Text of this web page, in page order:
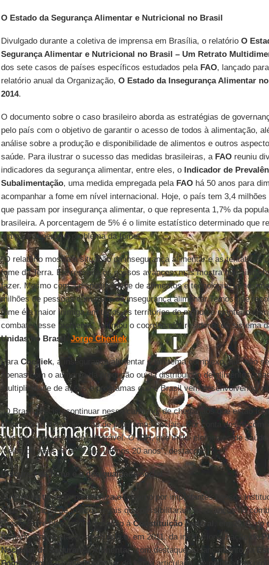
O Estado da Segurança Alimentar e Nutricional no Brasil
Divulgado durante a coletiva de imprensa em Brasília, o relatório O
Segurança Alimentar e Nutricional no Brasil – Um Retrato
dos sete casos de países específicos estudados pela FAO, lançado
relatório anual da Organização, O Estado da Insegurança Alimentar
2014.
O documento sobre o caso brasileiro aborda as estratégias de
pelo país com o objetivo de garantir o acesso de todos à alimentação,
análise sobre a produção e disponibilidade de alimentos e outros
saúde. Para ilustrar o sucesso das medidas brasileiras, a FAOreuniu
indicadores da segurança alimentar, entre eles, o Indicador de
Subalimentação, uma medida empregada pela FAOhá 50 anos para
acompanhar a fome em nível internacional. Hoje, o país tem 3,4
que passam por insegurança alimentar, o que representa 1,7% da
brasileira. A porcentagem de 5% é o limite estatístico determinado que
um país superou o problema da fome.
“O relatório mostra a situação da insegurança alimentar e as tentativas
fome da Terra. Ele ressalta os nossos avanços, mas mostra que ainda
fazer. Mesmo com a disponibilidade de alimentos e tecnologia, temos
milhões de pessoas com risco de insegurança alimentar.Temos que
fome é a maior inimiga em todos os territórios do mundo e manter o
combater esse problema”, afirmou o coordenador residente do sistema
Unidas no Brasil , Jorge Chediek.
Para Chediek, a insegurança alimentar é um tema complexo, que não
apenas com o aumento da produção ou da distribuição de alimentos,
multiplicidade de ações e programas que o Brasil vem desenvolvendo
“O Brasil precisa continuar nesse caminho, de chegar aos que estão fora
e aprimorar a coordenação de programas sociais. Por conta desse
país teve um resultado admirável. OIDH, que inclui elementos de
melhorou mais de 50% nos ultimos 20 anos”, destacou.
Discurso da fome e a desigualdade social
O relatório também parabeniza o governo por importantes passos
implementação de marcos legais que possibilitaram os avanços no
Brasil. Entre eles, a incorporação àConstituição Federal
, em 2010, do
humano à alimentação adequada e, em 2011, da institucionalização do
Nacional de Segurança Alimentar, com destaque ao lançamento da